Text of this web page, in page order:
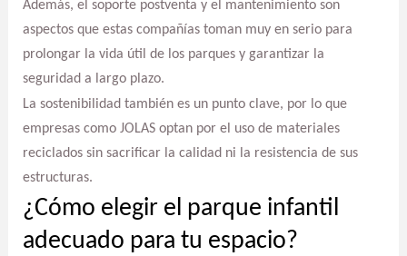
Además, el soporte postventa y el mantenimiento son
aspectos que estas compañías toman muy en serio para
prolongar la vida útil de los parques y garantizar la
seguridad a largo plazo.
La sostenibilidad también es un punto clave, por lo que
empresas como JOLAS optan por el uso de materiales
reciclados sin sacrificar la calidad ni la resistencia de sus
estructuras.
¿Cómo elegir el parque infantil
adecuado para tu espacio?